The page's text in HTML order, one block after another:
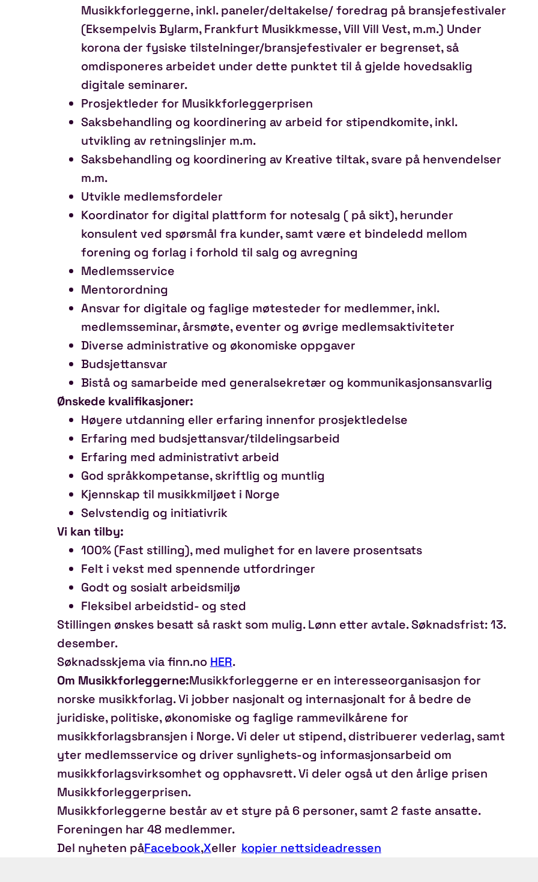
Musikkforleggerne, inkl. paneler/deltakelse/ foredrag på bransjefestivaler
(Eksempelvis Bylarm, Frankfurt Musikkmesse, Vill Vill Vest, m.m.) Under
korona der fysiske tilstelninger/bransjefestivaler er begrenset, så
omdisponeres arbeidet under dette punktet til å gjelde hovedsaklig
digitale seminarer.
Prosjektleder for Musikkforleggerprisen
Saksbehandling og koordinering av arbeid for stipendkomite, inkl.
utvikling av retningslinjer m.m.
Saksbehandling og koordinering av Kreative tiltak, svare på henvendelser
m.m.
Utvikle medlemsfordeler
Koordinator for digital plattform for notesalg ( på sikt), herunder
konsulent ved spørsmål fra kunder, samt være et bindeledd mellom
forening og forlag i forhold til salg og avregning
Medlemsservice
Mentorordning
Ansvar for digitale og faglige møtesteder for medlemmer, inkl.
medlemsseminar, årsmøte, eventer og øvrige medlemsaktiviteter
Diverse administrative og økonomiske oppgaver
Budsjettansvar
Bistå og samarbeide med generalsekretær og kommunikasjonsansvarlig
Ønskede kvalifikasjoner:
Høyere utdanning eller erfaring innenfor prosjektledelse
Erfaring med budsjettansvar/tildelingsarbeid
Erfaring med administrativt arbeid
God språkkompetanse, skriftlig og muntlig
Kjennskap til musikkmiljøet i Norge
Selvstendig og initiativrik
Vi kan tilby:
100% (Fast stilling), med mulighet for en lavere prosentsats
Felt i vekst med spennende utfordringer
Godt og sosialt arbeidsmiljø
Fleksibel arbeidstid- og sted
Stillingen ønskes besatt så raskt som mulig. Lønn etter avtale. Søknadsfrist: 13.
desember.
Søknadsskjema via finn.no HER.
Om Musikkforleggerne:Musikkforleggerne er en interesseorganisasjon for
norske musikkforlag. Vi jobber nasjonalt og internasjonalt for å bedre de
juridiske, politiske, økonomiske og faglige rammevilkårene for
musikkforlagsbransjen i Norge. Vi deler ut stipend, distribuerer vederlag, samt
yter medlemsservice og driver synlighets-og informasjonsarbeid om
musikkforlagsvirksomhet og opphavsrett. Vi deler også ut den årlige prisen
Musikkforleggerprisen.
Musikkforleggerne består av et styre på 6 personer, samt 2 faste ansatte.
Foreningen har 48 medlemmer.
Del nyheten påFacebook,Xeller kopier nettsideadressen